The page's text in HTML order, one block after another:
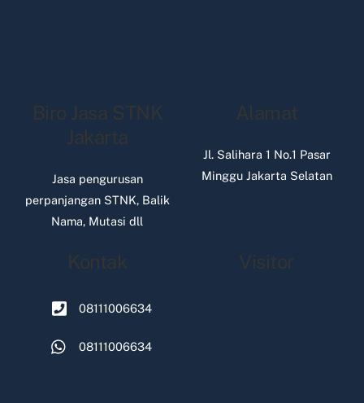
Biro Jasa STNK
Jakarta
Jasa pengurusan
perpanjangan STNK, Balik
Nama, Mutasi dll
Alamat
Jl. Salihara 1 No.1 Pasar
Minggu Jakarta Selatan
Kontak
08111006634
08111006634
Visitor